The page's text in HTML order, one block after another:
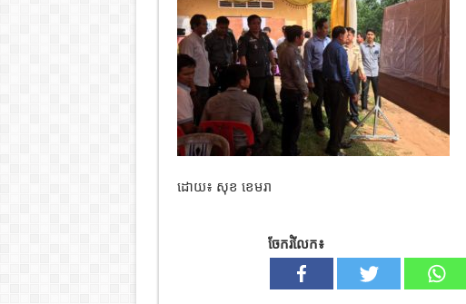
ដោយ៖ សុខ ខេមរា
ចែករំលែក៖